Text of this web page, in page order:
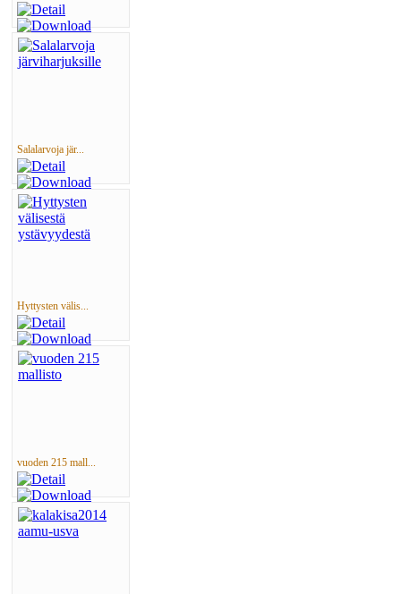
Salalarvoja jär...
Hyttysten välis...
vuoden 215 mall...